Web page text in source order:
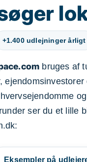
+1.400 udlejninger årligt
bruges af
ser du et lille
Eksempler på